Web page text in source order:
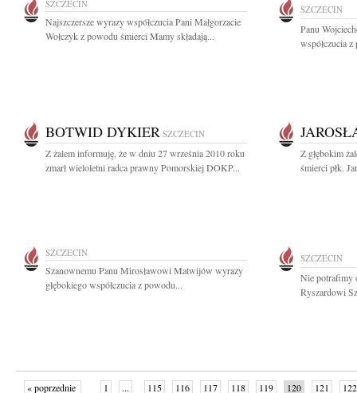
SZCZECIN
Najszczersze wyrazy współczucia Pani Małgorzacie
Wołczyk z powodu śmierci Mamy składają...
SZCZECIN
Panu
współczucia
BOTWID DYKIER SZCZECIN
Z żalem informuję, że w dniu 27 września 2010 roku
zmarł wieloletni radca prawny Pomorskiej DOKP...
Z głębokim
śmierci płk.
SZCZECIN
Szanownemu Panu Mirosławowi Matwijów wyrazy
głębokiego współczucia z powodu...
SZCZECIN
Nie potrafimy
Ryszardowi
« poprzednie 1 ... 115 116 117 118 119 120 121 122